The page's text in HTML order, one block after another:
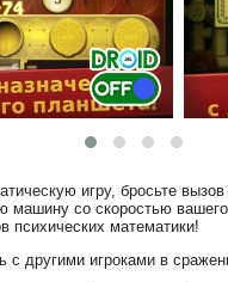
игру, бросьте
машину со скоростью
психических математики!
с другими игроками в